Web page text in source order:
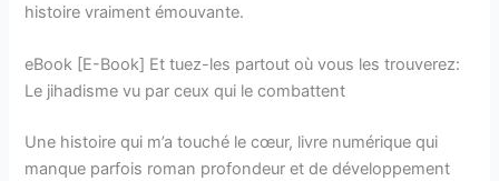
histoire vraiment émouvante.
eBook [E-Book] Et tuez-les partout où vous les trouverez:
Le jihadisme vu par ceux qui le combattent
Une histoire qui m’a touché le cœur, livre numérique qui
manque parfois roman profondeur et de développement